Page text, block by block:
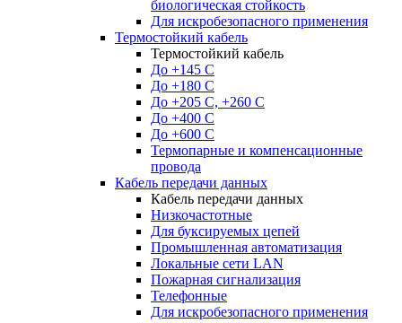
биологическая стойкость
Для искробезопасного применения
Термостойкий кабель
Термостойкий кабель
До +145 С
До +180 C
До +205 С, +260 С
До +400 C
До +600 С
Термопарные и компенсационные
провода
Кабель передачи данных
Кабель передачи данных
Низкочастотные
Для буксируемых цепей
Промышленная автоматизация
Локальные сети LAN
Пожарная сигнализация
Телефонные
Для искробезопасного применения